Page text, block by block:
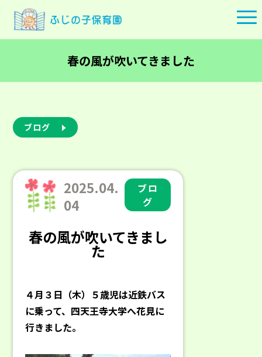
春の風が吹いてきました
ブログ
2025.04.
04
ブロ
グ
春の風が吹いてきまし
た
４月３日（木）５歳児は近鉄バス
に乗って、四天王寺大学へ花見に
行きました。